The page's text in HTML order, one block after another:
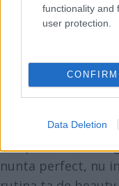
functionality and
user protection.
CONFIRM
Data Deletion
Greseli de evitat
este important sa
stapanesti foarte
atat mai bine.
Tot pentru a te
nunta perfect, nu